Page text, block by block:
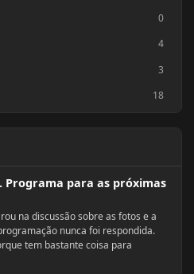
0
4
3
18
Programa para as próximas
na discussão sobre as fotos e a
nunca foi respondida.
tem bastante coisa para